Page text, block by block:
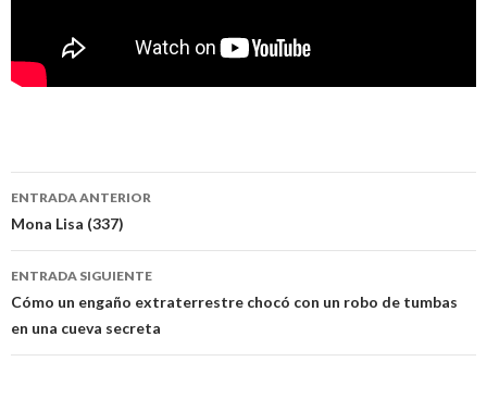
Navegación
de
entradas
ENTRADA ANTERIOR
Mona Lisa (337)
ENTRADA SIGUIENTE
Cómo un engaño extraterrestre chocó con un robo de tumbas
en una cueva secreta